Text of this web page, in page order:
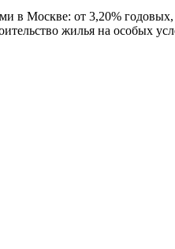
в Москве: от 3,20%
жилья на особых